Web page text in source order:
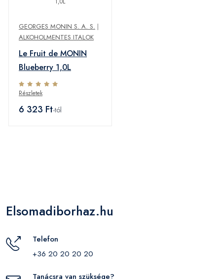
GEORGES MONIN S. A. S. |
ALKOHOLMENTES ITALOK
Le Fruit de MONIN
Blueberry 1,0L
Részletek
6 323 Ft-tól
Elsomadiborhaz.hu
Telefon
+36 20 20 20 20
Tanácsra van szüksége?